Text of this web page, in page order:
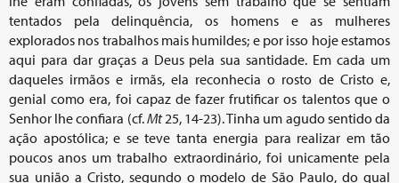
tentados pela delinquência, os homens e as mulheres
explorados nos trabalhos mais humildes; e por isso hoje estamos
aqui para dar graças a Deus pela sua santidade. Em cada um
daqueles irmãos e irmãs, ela reconhecia o rosto de Cristo e,
genial como era, foi capaz de fazer frutificar os talentos que o
Senhor lhe confiara (cf.Mt25, 14-23). Tinha um agudo sentido da
ação apostólica; e se teve tanta energia para realizar em tão
poucos anos um trabalho extraordinário, foi unicamente pela
sua união a Cristo, segundo o modelo de São Paulo, do qual